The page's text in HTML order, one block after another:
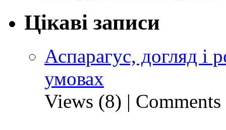
Цікаві записи
Аспарагус, догляд і
умовах
Views (8) |